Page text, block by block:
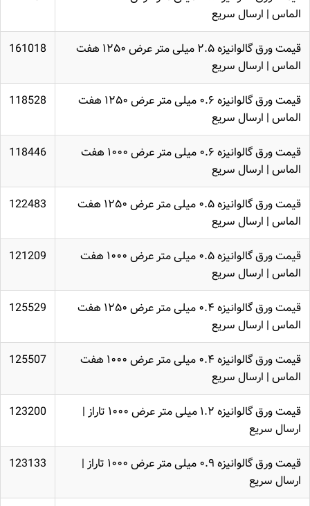
الماس | ارسال سریع
قیمت ورق گالوانیزه ۲.۵ میلی متر عرض ۱۲۵۰ هفت
الماس | ارسال سریع
161018
قیمت ورق گالوانیزه ۰.۶ میلی متر عرض ۱۲۵۰ هفت
الماس | ارسال سریع
118528
قیمت ورق گالوانیزه ۰.۶ میلی متر عرض ۱۰۰۰ هفت
الماس | ارسال سریع
118446
قیمت ورق گالوانیزه ۰.۵ میلی متر عرض ۱۲۵۰ هفت
الماس | ارسال سریع
122483
قیمت ورق گالوانیزه ۰.۵ میلی متر عرض ۱۰۰۰ هفت
الماس | ارسال سریع
121209
قیمت ورق گالوانیزه ۰.۴ میلی متر عرض ۱۲۵۰ هفت
الماس | ارسال سریع
125529
قیمت ورق گالوانیزه ۰.۴ میلی متر عرض ۱۰۰۰ هفت
الماس | ارسال سریع
125507
قیمت ورق گالوانیزه ۱.۲ میلی متر عرض ۱۰۰۰ تاراز |
ارسال سریع
123200
قیمت ورق گالوانیزه ۰.۹ میلی متر عرض ۱۰۰۰ تاراز |
ارسال سریع
123133